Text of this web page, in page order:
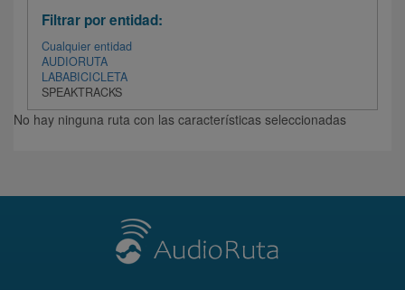
Filtrar por entidad:
Cualquier entidad
AUDIORUTA
LABABICICLETA
SPEAKTRACKS
No hay ninguna ruta con las características seleccionadas